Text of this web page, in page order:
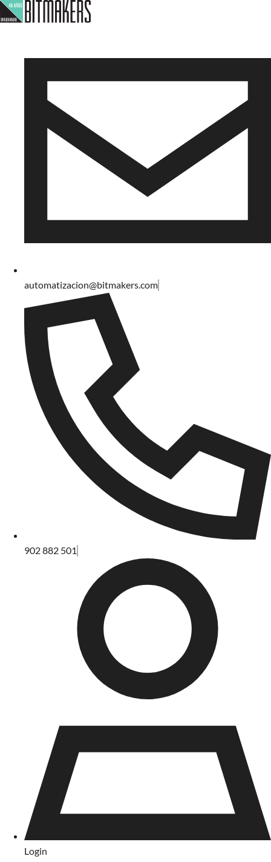
automatizacion@bitmakers.com
902 882 501
Login